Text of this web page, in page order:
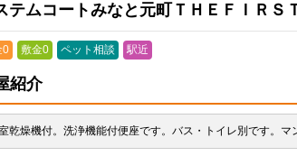
テムコートみなと元町ＴＨＥＦＩＲＳ
0 敷金0 ペット相談 駅近
紹介
乾燥機付。洗浄機能付便座です。バス・トイレ別です。マ